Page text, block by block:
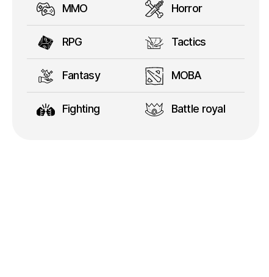
MMO
RPG
Fantasy
Fighting
Horror
Tactics
MOBA
Battle royal